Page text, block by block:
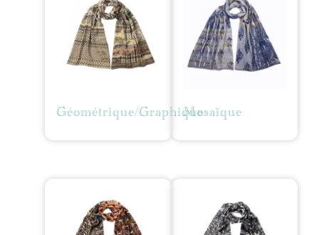
Géométrique/GraphiqueMosaïque